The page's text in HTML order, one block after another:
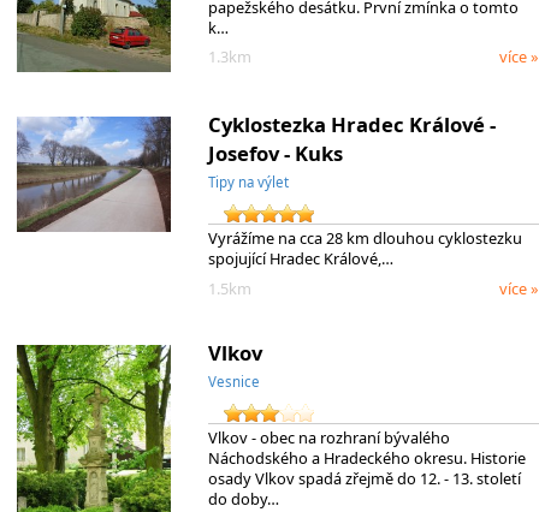
papežského desátku. První zmínka o tomto
k…
1.3km
více »
Cyklostezka Hradec Králové -
Josefov - Kuks
Tipy na výlet
Vyrážíme na cca 28 km dlouhou cyklostezku
spojující Hradec Králové,…
1.5km
více »
Vlkov
Vesnice
Vlkov - obec na rozhraní bývalého
Náchodského a Hradeckého okresu. Historie
osady Vlkov spadá zřejmě do 12. - 13. století
do doby…